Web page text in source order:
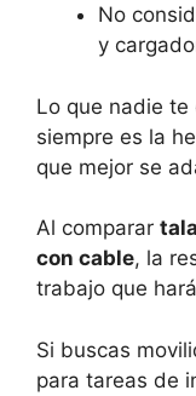
No
y
Lo que nadie te
siempre es la
que mejor se
Al comparar
con cable, la
trabajo que
Si buscas
para tareas de